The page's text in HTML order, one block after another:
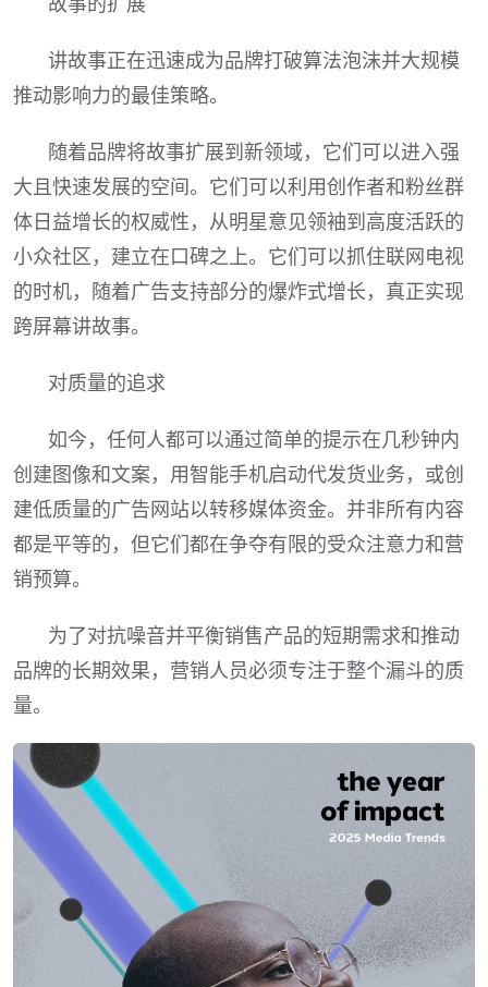
讲故事正在迅速成为品牌打破算法泡沫并大规模
推动影响力的最佳策略。
随着品牌将故事扩展到新领域，它们可以进入强
大且快速发展的空间。它们可以利用创作者和粉丝群
体日益增长的权威性，从明星意见领袖到高度活跃的
小众社区，建立在口碑之上。它们可以抓住联网电视
的时机，随着广告支持部分的爆炸式增长，真正实现
跨屏幕讲故事。
对质量的追求
如今，任何人都可以通过简单的提示在几秒钟内
创建图像和文案，用智能手机启动代发货业务，或创
建低质量的广告网站以转移媒体资金。并非所有内容
都是平等的，但它们都在争夺有限的受众注意力和营
销预算。
为了对抗噪音并平衡销售产品的短期需求和推动
品牌的长期效果，营销人员必须专注于整个漏斗的质
量。